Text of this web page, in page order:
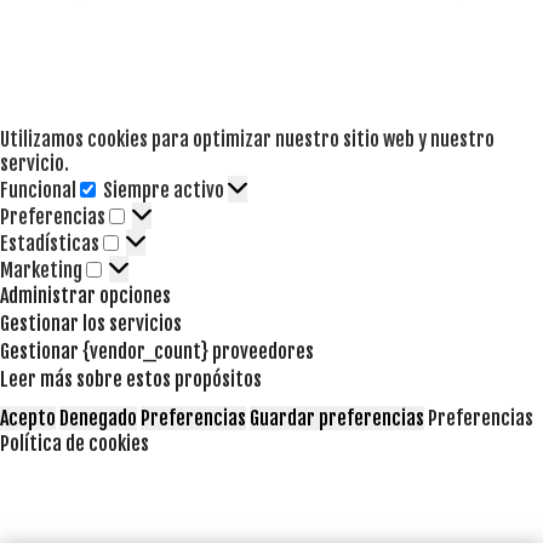
Utilizamos cookies para optimizar nuestro sitio web y nuestro
servicio.
Funcional
Funcional
Siempre activo
Preferencias
Preferencias
Estadísticas Estadísticas
Marketing Marketing
Administrar opciones
Gestionar los servicios
Gestionar {vendor_count} proveedores
Leer más sobre estos propósitos
Acepto Denegado Preferencias Guardar preferencias Preferencias
Política de cookies